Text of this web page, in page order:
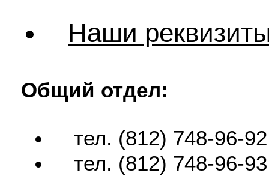
Наши
Общий отдел:
тел. (812) 748-96-92
тел. (812) 748-96-93